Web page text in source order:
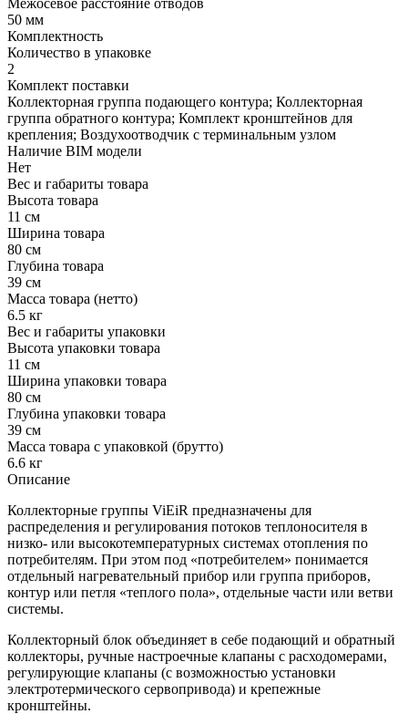
50 мм
Комплектность
Количество в упаковке
2
Комплект поставки
Коллекторная группа подающего контура; Коллекторная
группа обратного контура; Комплект кронштейнов для
крепления; Воздухоотводчик с терминальным узлом
Наличие BIM модели
Нет
Вес и габариты товара
Высота товара
11 см
Ширина товара
80 см
Глубина товара
39 см
Масса товара (нетто)
6.5 кг
Вес и габариты упаковки
Высота упаковки товара
11 см
Ширина упаковки товара
80 см
Глубина упаковки товара
39 см
Масса товара с упаковкой (брутто)
6.6 кг
Описание
Коллекторные группы ViEiR предназначены для
распределения и регулирования потоков теплоносителя в
низко- или высокотемпературных системах отопления по
потребителям. При этом под «потребителем» понимается
отдельный нагревательный прибор или группа приборов,
контур или петля «теплого пола», отдельные части или ветви
системы.
Коллекторный блок объединяет в себе подающий и обратный
коллекторы, ручные настроечные клапаны c расходомерами,
регулирующие клапаны (с возможностью установки
электротермического сервопривода) и крепежные
кронштейны.